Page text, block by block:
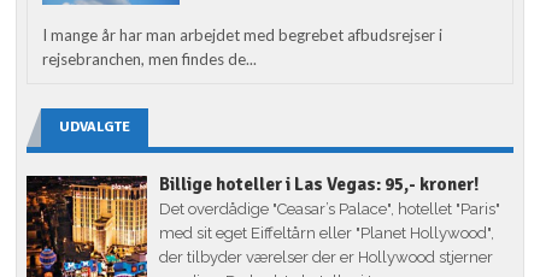
I mange år har man arbejdet med begrebet afbudsrejser i
rejsebranchen, men findes de...
UDVALGTE
Billige hoteller i Las Vegas: 95,- kroner!
Det overdådige "Ceasar’s Palace", hotellet "Paris"
med sit eget Eiffeltårn eller "Planet Hollywood",
der tilbyder værelser der er Hollywood stjerner